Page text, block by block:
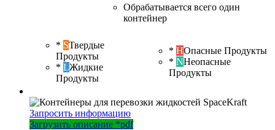
Обрабатывается всего один
контейнер
* SТвердые
Продукты
* LЖидкие
Продукты
* HОпасные Продукты
* NНеопасные
Продукты
Запросить информацию
Загрузить описание *pdf